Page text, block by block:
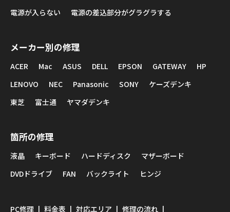
電源が入らない
電源の差込部分がグラグラする
メーカー別の修理
ACER Mac ASUS DELL EPSON GATEWAY
HP
LENOVO
NEC Panasonic SONY
ケーズデンキ
東芝
富士通 ヤマダデンキ
箇所の修理
液晶 キーボード ハードディスク
マザーボード
DVDドライブ
FAN バックライト ヒンジ
PC修理 料金表 対応エリア 修理の流れ